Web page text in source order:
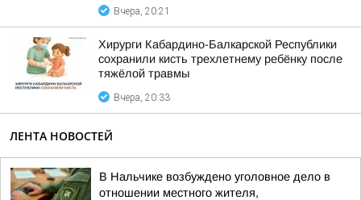
Вчера, 20:21
Хирурги Кабардино-Балкарской Республики
сохранили кисть трехлетнему ребёнку после
тяжёлой травмы
Вчера, 20:33
ЛЕНТА НОВОСТЕЙ
В Нальчике возбуждено уголовное дело в
отношении местного жителя,